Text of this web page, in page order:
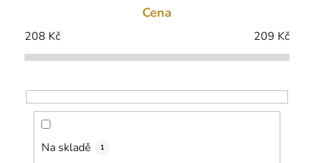
í
p
o
d
Cena
208 Kč 209 Kč
Na skladě 1